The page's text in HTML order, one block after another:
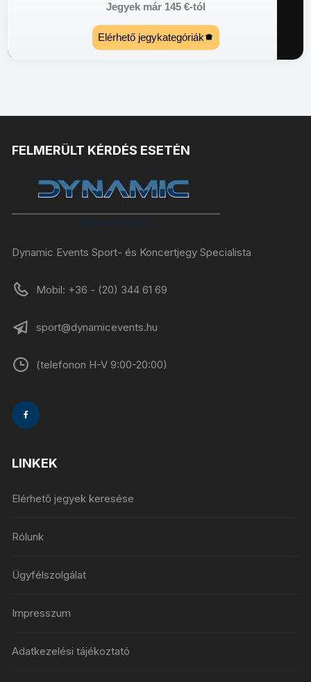
Jegyek már 145 €-tól
Elérhető jegykategóriák
FELMERÜLT KÉRDÉS ESETÉN
Dynamic Events Sport- és Koncertjegy Specialista
Mobil: +36 - (20) 344 61 69
sport@dynamicevents.hu
(telefonon H-V 9:00-20:00)
LINKEK
Elérhető jegyek keresése
Rólunk
Ügyfélszolgálat
Impresszum
Adatkezelési tájékoztató